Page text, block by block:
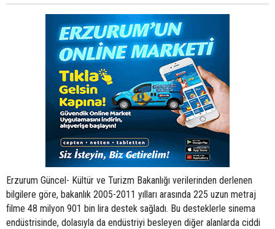
Erzurum Güncel- Kültür ve Turizm Bakanlığı verilerinden derlenen
bilgilere göre, bakanlık 2005-2011 yılları arasında 225 uzun metraj
filme 48 milyon 901 bin lira destek sağladı. Bu desteklerle sinema
endüstrisinde, dolasıyla da endüstriyi besleyen diğer alanlarda ciddi